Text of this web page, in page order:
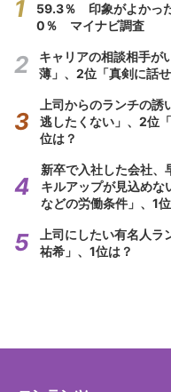
59.3％ 印象がよかっ
0％ マイナビ調査
キャリアの相談相手
薄」、2位「真剣に話
上司からのランチの
逃したくない」、2位
位は？
新卒で入社した会社
キルアップが見込めな
などの労働条件」、1
上司にしたい有名人
祐希」、1位は？